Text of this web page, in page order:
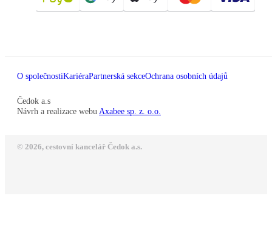
O společnostiKariéraPartnerská sekceOchrana osobních údajů
Čedok a.s
Návrh a realizace webu Axabee sp. z. o.o.
© 2026, cestovní kancelář Čedok a.s.